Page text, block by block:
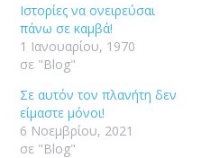
Ιστορίες να ονειρεύσαι
πάνω σε καμβά!
1 Ιανουαρίου, 1970
σε "Blog"
Σε αυτόν τον πλανήτη δεν
είμαστε μόνοι!
6 Νοεμβρίου, 2021
σε "Blog"